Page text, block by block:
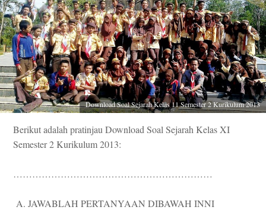
Download Soal Sejarah Kelas 11 Semester 2 Kurikulum 2013
Berikut adalah pratinjau Download Soal Sejarah Kelas XI
Semester 2 Kurikulum 2013:
………………………………………………………
A. JAWABLAH PERTANYAAN DIBAWAH INNI